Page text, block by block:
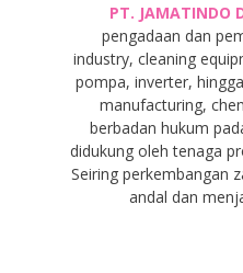
PT. JAMATINDO
pengadaan dan
industry, cleaning
pompa, inverter,
manufacturing,
berbadan hukum
didukung oleh tenaga
Seiring perkembangan
andal dan